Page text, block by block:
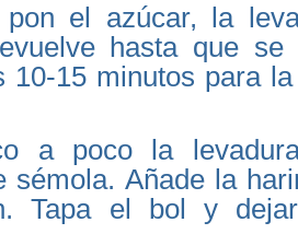
el azúcar, la
hasta que
10-15 minutos para
a poco la
sémola. Añade la
Tapa el bol y